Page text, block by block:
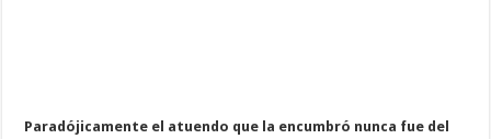
Paradójicamente el atuendo que la encumbró nunca fue del